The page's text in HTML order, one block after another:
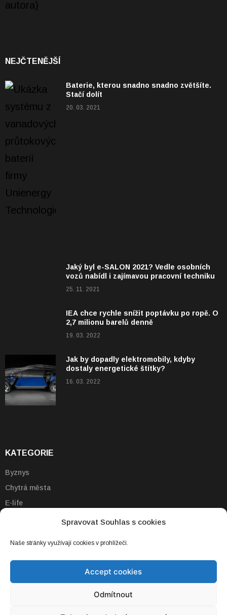
Spravovat Souhlas s cookies
Naše stránky využívají cookies v prohlížeči.
Accept cookies
Odmítnout
NEJČTENĚJŠÍ
Baterie, kterou snadno snadno zvětšíte.
Stačí dolít
20. 03. 2021
Jaký byl e-SALON 2021? Vedle osobních
vozů nabídl i zajímavou pracovní techniku
25. 11. 2021
IEA chce rychle snížit poptávku po ropě. O
2,7 milionu barelů denně
19. 03. 2022
Jak by dopadly elektromobily, kdyby
dostaly energetické štítky?
16. 03. 2022
KATEGORIE
Byznys
Chytrá města
E-life
Technologie
Vzdělávání